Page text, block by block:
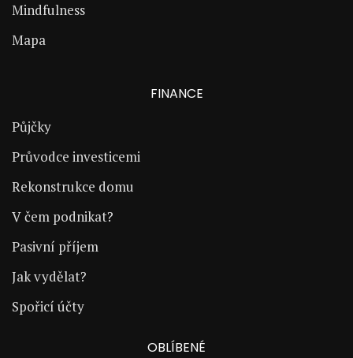
Mindfulness
Mapa
FINANCE
Půjčky
Průvodce investicemi
Rekonstrukce domu
V čem podnikat?
Pasivní příjem
Jak vydělat?
Spořicí účty
OBLÍBENÉ